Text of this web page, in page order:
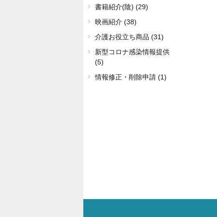
書籍紹介(陰) (29)
映画紹介 (38)
介護お役立ち商品 (31)
新型コロナ感染情報提供
(5)
情報修正・削除申請 (1)